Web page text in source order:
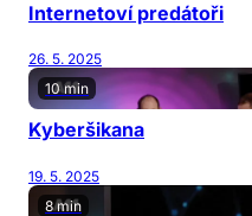
Internetoví predátoři
26. 5. 2025
10 min
Kyberšikana
19. 5. 2025
8 min